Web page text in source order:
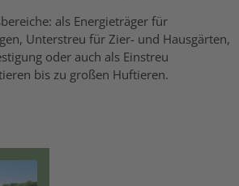
als Energieträger für
Unterstreu für Zier- und Hausgärten,
oder auch als Einstreu
bis zu großen Huftieren.